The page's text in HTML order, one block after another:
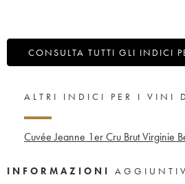
CONSULTA TUTTI GLI INDICI
ALTRI INDICI PER I VINI
Cuvée Jeanne 1er Cru Brut Virginie
INFORMAZIONI